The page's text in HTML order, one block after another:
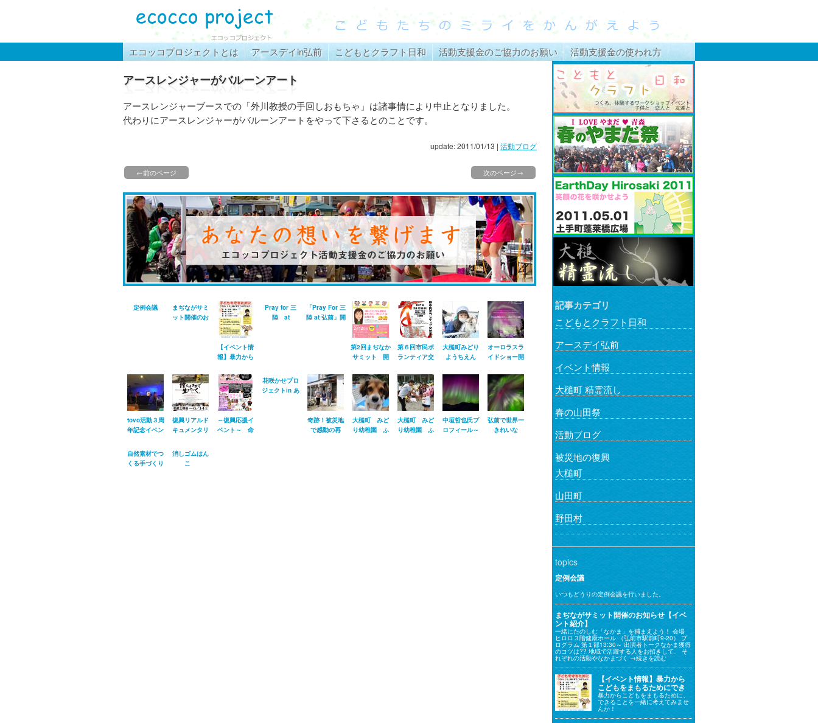
エコッコプロジェクトとは アースデイin弘前 こどもとクラフト日和 活動支援金のご協力のお願い 活動支援金の使われ方
アースレンジャーがバルーンアート
アースレンジャーブースでの「外川教授の手回しおもちゃ」は諸事情により中止となりました。
代わりにアースレンジャーがバルーンアートをやって下さるとのことです。
update: 2011/01/13 | 活動ブログ
←前のページ 次のページ→
定例会議
まぢながサミ
ット開催のお
【イベント情
報】暴力から
るためにでき
ることを一緒
に考えてみま
せんか！
Pray for 三
陸 at
「Pray For 三
陸 at 弘前」開
第2回まぢなか
サミット 開
第６回市民ボ
ランティア交
催のお知らせ
大槌町みどり
ようちえん
物ランド」を
行ってきまし
た。
オーロラスラ
イドショー開
Sky…Our
Planet
tovo活動３周
年記念イベン
BASE
HITS!!」に参
加してきまし
復興リアルド
キュメンタリ
はココで生き
ていく』弘前
上映会
～復興応援イ
ベント～ 命
花咲かせプロ
ジェクトin あ
奇跡！被災地
で感動の再
大槌町 みど
り幼稚園 ふ
大槌町 みど
り幼稚園 ふ
中垣哲也氏プ
ロフィール～
弘前で世界一
きれいな
自然素材でつ
くる手づくり
消しゴムはん
こ
記事カテゴリ
こどもとクラフト日和
アースデイ弘前
イベント情報
大槌町 精霊流し
春の山田祭
活動ブログ
被災地の復興
大槌町
山田町
野田村
topics
定例会議
いつもどうりの定例会議を行いました。
まぢながサミット開催のお知らせ【イベ
ント紹介】
一緒にたのしむ「なかま」を捕まえよう！ 会場
ヒロロ３階健康ホール （弘前市駅前町9-20） プ
ログラム 第１部13:30～ 出演者トークなかま獲得
のコツは?? 地域で活躍する人をお招きして、 そ
れぞれの活動やなかまづく →続きを読む
【イベント情報】暴力から
こどもをまもるためにでき
ることを一緒に考えてみま
せんか！
暴力からこどもをまもるために、
できることを一緒に考えてみませ
んか！